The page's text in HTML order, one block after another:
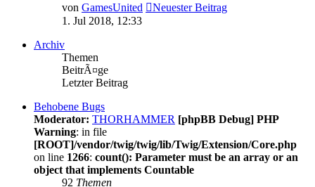
von GamesUnited
Neuester Beitrag
1. Jul 2018, 12:33
Archiv
Themen
BeitrÃ¤ge
Letzter Beitrag
Behobene Bugs
Moderator: THORHAMMER [phpBB Debug] PHP
Warning: in file
[ROOT]/vendor/twig/twig/lib/Twig/Extension/Core.php
on line 1266: count(): Parameter must be an array or an
object that implements Countable
92 Themen